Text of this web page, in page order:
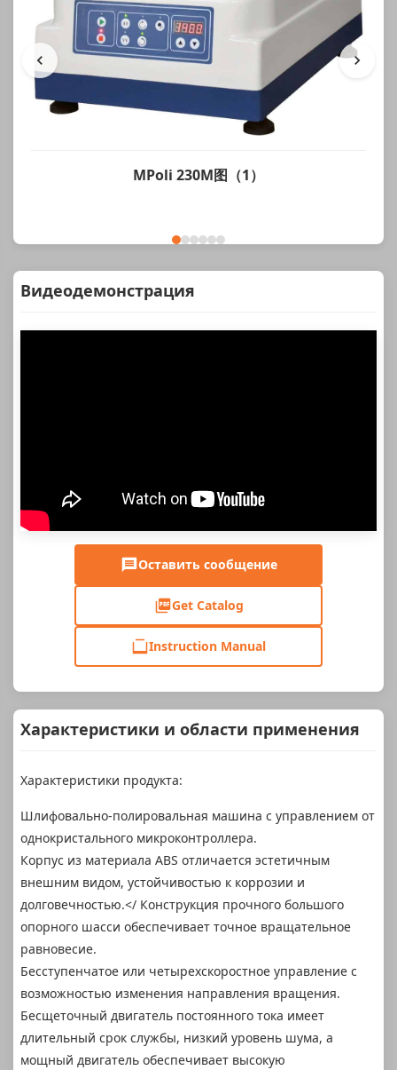
MPoli 230M图（1）
Видеодемонстрация
Оставить сообщение
Get Catalog
Instruction Manual
Характеристики и области применения
Характеристики продукта:
Шлифовально-полировальная машина с управлением от
однокристального микроконтроллера.
Корпус из материала ABS отличается эстетичным
внешним видом, устойчивостью к коррозии и
долговечностью.</ Конструкция прочного большого
опорного шасси обеспечивает точное вращательное
равновесие.
Бесступенчатое или четырехскоростное управление с
возможностью изменения направления вращения.
Бесщеточный двигатель постоянного тока имеет
длительный срок службы, низкий уровень шума, а
мощный двигатель обеспечивает высокую